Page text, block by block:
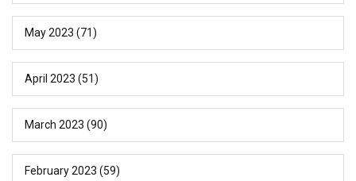
May 2023 (71)
April 2023 (51)
March 2023 (90)
February 2023 (59)